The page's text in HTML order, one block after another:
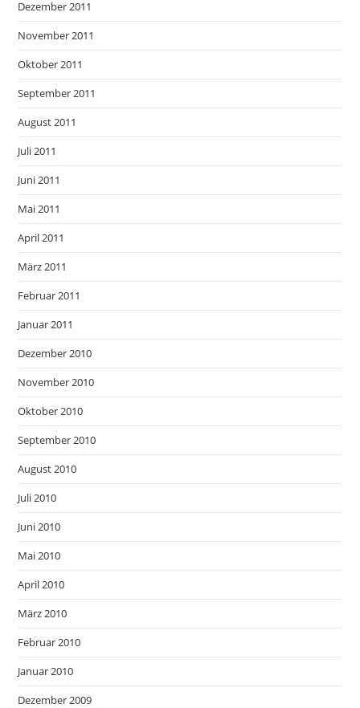
Dezember 2011
November 2011
Oktober 2011
September 2011
August 2011
Juli 2011
Juni 2011
Mai 2011
April 2011
März 2011
Februar 2011
Januar 2011
Dezember 2010
November 2010
Oktober 2010
September 2010
August 2010
Juli 2010
Juni 2010
Mai 2010
April 2010
März 2010
Februar 2010
Januar 2010
Dezember 2009